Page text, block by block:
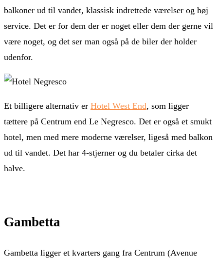
balkoner ud til vandet, klassisk indrettede værelser og høj
service. Det er for dem der er noget eller dem der gerne vil
være noget, og det ser man også på de biler der holder
udenfor.
Et billigere alternativ er Hotel West End, som ligger
tættere på Centrum end Le Negresco. Det er også et smukt
hotel, men med mere moderne værelser, ligeså med balkon
ud til vandet. Det har 4-stjerner og du betaler cirka det
halve.
Gambetta
Gambetta ligger et kvarters gang fra Centrum (Avenue